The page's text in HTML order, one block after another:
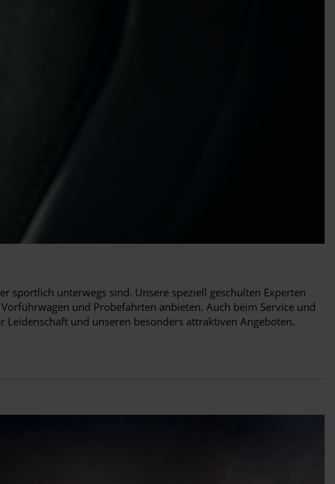
sportlich unterwegs sind. Unsere speziell geschulten Experten
und Probefahrten anbieten. Auch beim Service und
und unseren besonders attraktiven Angeboten.